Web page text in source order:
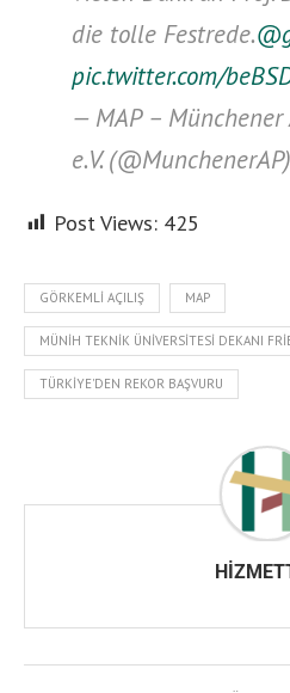
die tolle Festrede.
pic.twitter.com/
— MAP –
e.V. (@MunchenerAP)
Post Views: 425
GÖRKEMLI AÇILIŞ MAP
MÜNIH TEKNIK ÜNIVERSITESI DEKANI
TÜRKIYE'DEN REKOR BAŞVURU